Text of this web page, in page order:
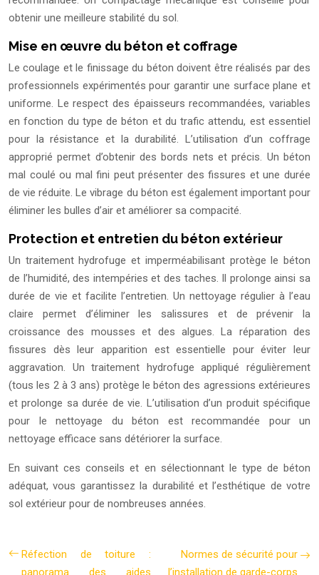
obtenir une meilleure stabilité du sol.
Mise en œuvre du béton et coffrage
Le coulage et le finissage du béton doivent être réalisés par des
professionnels expérimentés pour garantir une surface plane et
uniforme. Le respect des épaisseurs recommandées, variables
en fonction du type de béton et du trafic attendu, est essentiel
pour la résistance et la durabilité. L’utilisation d’un coffrage
approprié permet d’obtenir des bords nets et précis. Un béton
mal coulé ou mal fini peut présenter des fissures et une durée
de vie réduite. Le vibrage du béton est également important pour
éliminer les bulles d’air et améliorer sa compacité.
Protection et entretien du béton extérieur
Un traitement hydrofuge et imperméabilisant protège le béton
de l’humidité, des intempéries et des taches. Il prolonge ainsi sa
durée de vie et facilite l’entretien. Un nettoyage régulier à l’eau
claire permet d’éliminer les salissures et de prévenir la
croissance des mousses et des algues. La réparation des
fissures dès leur apparition est essentielle pour éviter leur
aggravation. Un traitement hydrofuge appliqué régulièrement
(tous les 2 à 3 ans) protège le béton des agressions extérieures
et prolonge sa durée de vie. L’utilisation d’un produit spécifique
pour le nettoyage du béton est recommandée pour un
nettoyage efficace sans détériorer la surface.
En suivant ces conseils et en sélectionnant le type de béton
adéquat, vous garantissez la durabilité et l’esthétique de votre
sol extérieur pour de nombreuses années.
Réfection de toiture :
panorama des aides
Normes de sécurité pour
l’installation de garde-corps